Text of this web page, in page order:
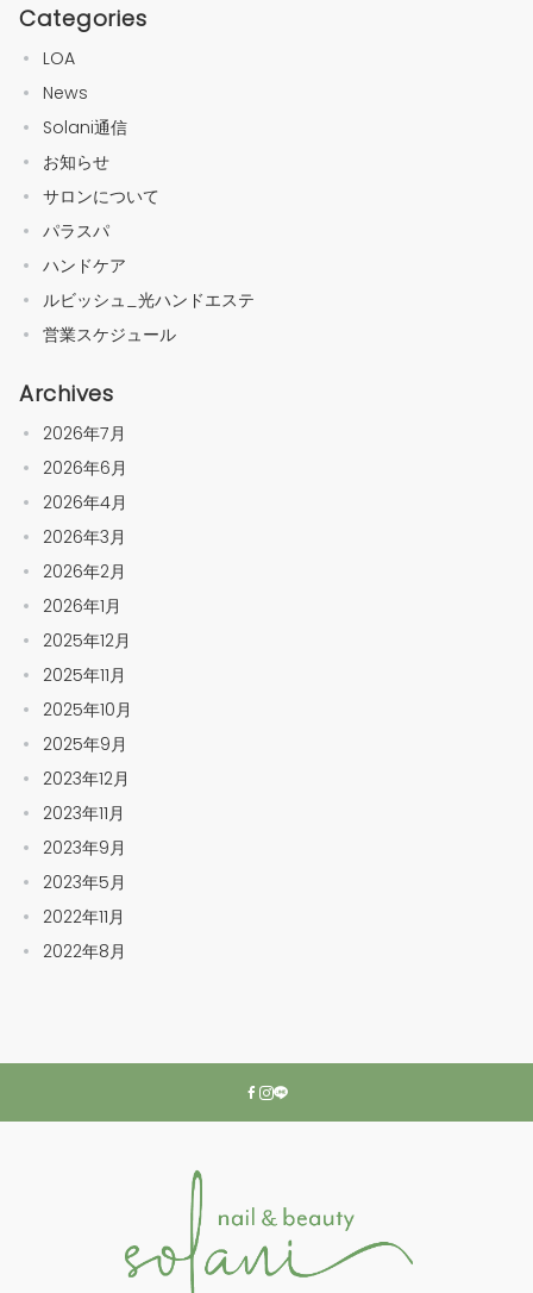
Categories
LOA
News
Solani通信
お知らせ
サロンについて
パラスパ
ハンドケア
ルビッシュ_光ハンドエステ
営業スケジュール
Archives
2026年7月
2026年6月
2026年4月
2026年3月
2026年2月
2026年1月
2025年12月
2025年11月
2025年10月
2025年9月
2023年12月
2023年11月
2023年9月
2023年5月
2022年11月
2022年8月